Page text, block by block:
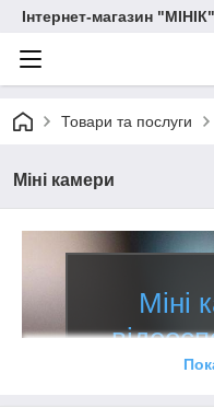
Інтернет-магазин "МІНІК"
Товари та послуги
Міні камери
Міні